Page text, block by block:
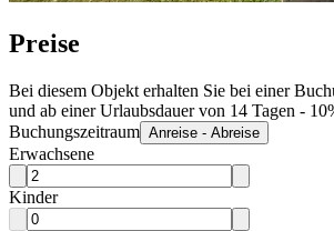
Preise
Bei diesem Objekt erhalten Sie bei einer
und ab einer Urlaubsdauer von 14 Tagen -
Buchungszeitraum Anreise - Abreise
Erwachsene
Kinder